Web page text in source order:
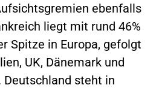
ebenfalls
liegt mit rund 46%
Spitze in Europa, gefolgt
UK, Dänemark und
Deutschland steht in